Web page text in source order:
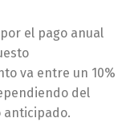
el pago anual
va entre un 10%
del
anticipado.